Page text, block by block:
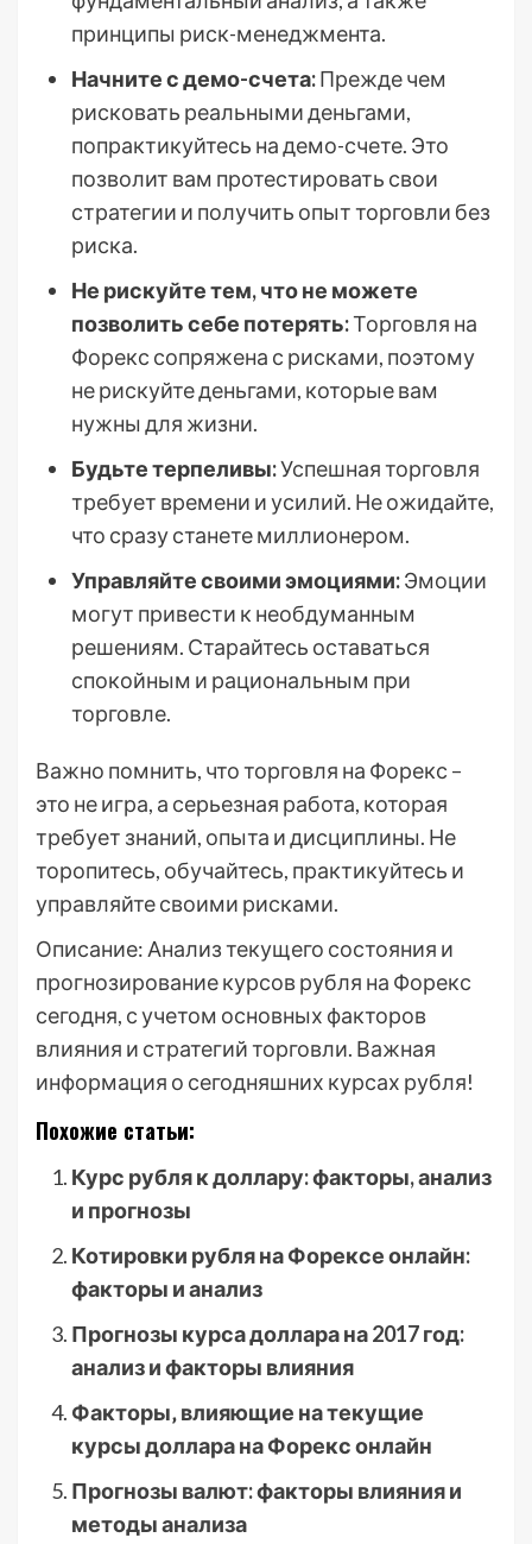
принципы риск-менеджмента.
Начните с демо-счета:Прежде чем
рисковать реальными деньгами,
попрактикуйтесь на демо-счете. Это
позволит вам протестировать свои
стратегии и получить опыт торговли без
риска.
Не рискуйте тем, что не можете
позволить себе потерять:Торговля на
Форекс сопряжена с рисками, поэтому
не рискуйте деньгами, которые вам
нужны для жизни.
Будьте терпеливы:Успешная торговля
требует времени и усилий. Не ожидайте,
что сразу станете миллионером.
Управляйте своими эмоциями:Эмоции
могут привести к необдуманным
решениям. Старайтесь оставаться
спокойным и рациональным при
торговле.
Важно помнить, что торговля на Форекс –
это не игра, а серьезная работа, которая
требует знаний, опыта и дисциплины. Не
торопитесь, обучайтесь, практикуйтесь и
управляйте своими рисками.
Описание: Анализ текущего состояния и
прогнозирование курсов рубля на Форекс
сегодня, с учетом основных факторов
влияния и стратегий торговли. Важная
информация о сегодняшних курсах рубля!
Похожие статьи:
Курс рубля к доллару: факторы, анализ
и прогнозы
Котировки рубля на Форексе онлайн:
факторы и анализ
Прогнозы курса доллара на 2017 год:
анализ и факторы влияния
Факторы‚ влияющие на текущие
курсы доллара на Форекс онлайн
Прогнозы валют: факторы влияния и
методы анализа